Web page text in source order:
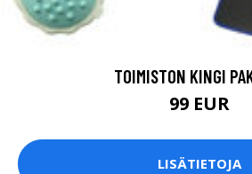
TOIMISTON KINGI
99 EUR
LISÄTIETOJA